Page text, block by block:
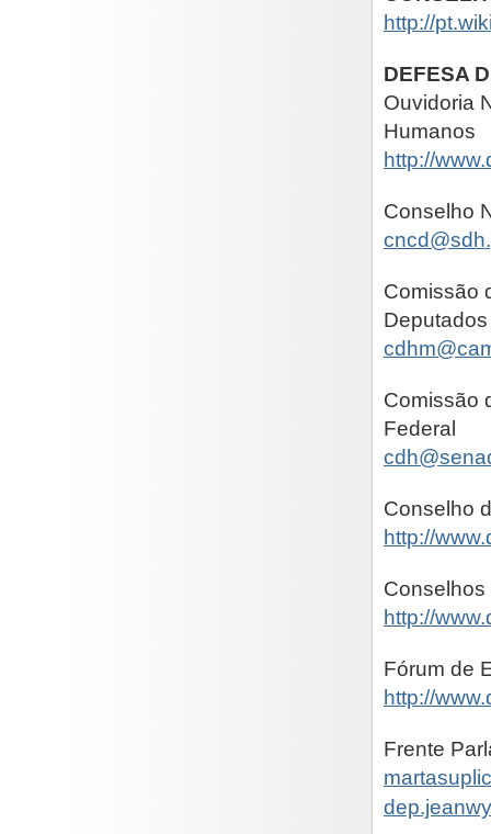
http://
DEFESA
Ouvidoria
Humanos
http://
Conselho
Comissão
Deputados
Comissão
Federal
Conselho
http://
http://
Fórum de
http://
Frente